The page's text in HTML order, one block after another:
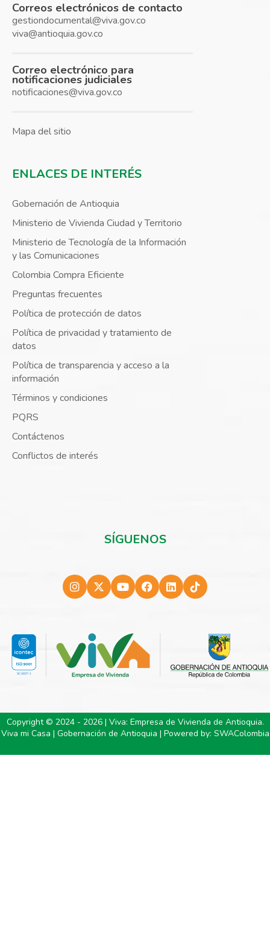
Correos electrónicos de contacto
gestiondocumental@viva.gov.co
viva@antioquia.gov.co
Correo electrónico para
notificaciones judiciales
notificaciones@viva.gov.co
Mapa del sitio
ENLACES DE INTERÉS
Gobernación de Antioquia
Ministerio de Vivienda Ciudad y Territorio
Ministerio de Tecnología de la Información
y las Comunicaciones
Colombia Compra Eficiente
Preguntas frecuentes
Política de protección de datos
Política de privacidad y tratamiento de
datos
Política de transparencia y acceso a la
información
Términos y condiciones
PQRS
Contáctenos
Conflictos de interés
SÍGUENOS
Copyright © 2024 - 2026 | Viva: Empresa de Vivienda de Antioquia.
Viva mi Casa | Gobernación de Antioquia | Powered by: SWAColombia